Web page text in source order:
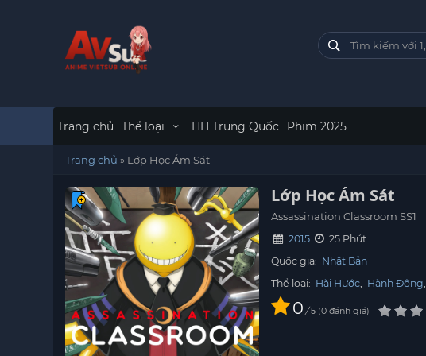
Trang chủ Thể loại HH Trung Quốc Phim 2025
Trang chủ » Lớp Học Ám Sát
Lớp Học Ám Sát
Assassination Classroom SS1
2015
25 Phút
Quốc gia: Nhật Bản
Thể loại: Hài Hước, Hành Động,
0 / 5 0 đánh giá